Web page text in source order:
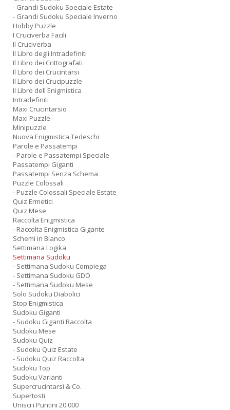
- Grandi Sudoku Speciale Estate
- Grandi Sudoku Speciale Inverno
Hobby Puzzle
I Cruciverba Facili
Il Cruciverba
Il Libro degli Intradefiniti
Il Libro dei Crittografati
Il Libro dei Crucintarsi
Il Libro dei Crucipuzzle
Il Libro dell Enigmistica
Intradefiniti
Maxi Crucintarsio
Maxi Puzzle
Minipuzzle
Nuova Enigmistica Tedeschi
Parole e Passatempi
- Parole e Passatempi Speciale
Passatempi Giganti
Passatempi Senza Schema
Puzzle Colossali
- Puzzle Colossali Speciale Estate
Quiz Ermetici
Quiz Mese
Raccolta Enigmistica
- Raccolta Enigmistica Gigante
Schemi in Bianco
Settimana Logika
Settimana Sudoku
- Settimana Sudoku Compiega
- Settimana Sudoku GDO
- Settimana Sudoku Mese
Solo Sudoku Diabolici
Stop Enigmistica
Sudoku Giganti
- Sudoku Giganti Raccolta
Sudoku Mese
Sudoku Quiz
- Sudoku Quiz Estate
- Sudoku Quiz Raccolta
Sudoku Top
Sudoku Varianti
Supercrucintarsi & Co.
Supertosti
Unisci i Puntini 20.000